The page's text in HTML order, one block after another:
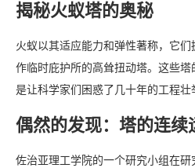
揭秘火蚁塔的奥秘
火蚁以其适应能力和弹性著称，它
作临时庇护所的高耸扭动塔。这些塔
是让科学家们困惑了几十年的工程壮
偶然的发现：塔的连续
佐治亚理工学院的一个研究小组在